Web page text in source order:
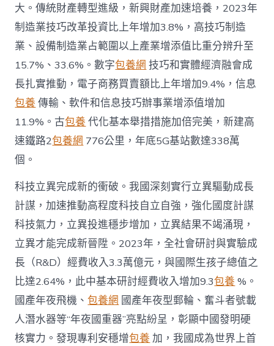
大。傳統財產轉型進級，新興財產加速培養，2023年
制造業技巧改革投資比上年增加3.8%，高技巧制造
業、設備制造業占範圍以上產業增添值比重分辨升至
15.7%、33.6%。數字包養網 技巧和實體經濟融會成
長扎實推動，電子商務買賣額比上年增加9.4%，信息
包養 傳輸、軟件和信息技巧辦事業增添值增加
11.9%。古包養 代化基本舉措措施加倍完美，新建高
速鐵路2包養網 776公里，年底5G基站數達338萬
個。
科技立異完成新的衝破。我國深刻實行立異驅動成長
計謀，加速推動高程度科技自立自強，強化國度計謀
科技氣力，立異投進穩步增加，立異結果不竭涌現，
立異才能完成新晉陞。2023年，全社會研討與實驗成
長（R&D）經費收入3.3萬億元，與國際生孩子總值之
比達2.64%，此中基本研討經費收入增加9.3包養 %。
國產年夜飛機、包養網 國產年夜型郵輪、奮斗者號載
人潛水器等“年夜國重器”亮點紛呈，彰顯中國發明硬
核實力。發現專利安穩增包養 加，我國成為世界上首